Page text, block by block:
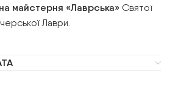
майстерня «Лаврська» Святої
Лаври.